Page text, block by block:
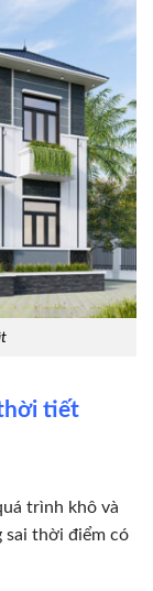
tiết
trình khô và
sai thời điểm có